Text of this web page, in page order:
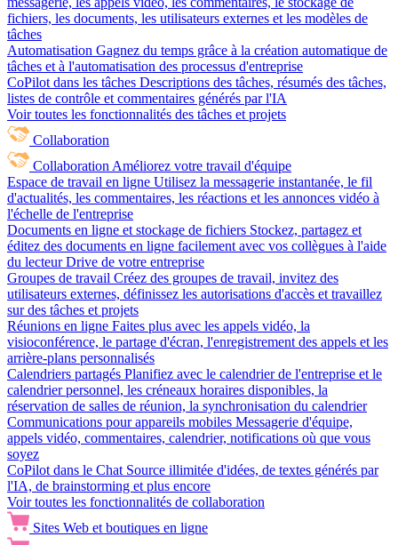
fichiers, les documents, les utilisateurs externes et les modèles de
tâches
Automatisation Gagnez du temps grâce à la création automatique de
tâches et à l'automatisation des processus d'entreprise
CoPilot dans les tâches Descriptions des tâches, résumés des tâches,
listes de contrôle et commentaires générés par l'IA
Voir toutes les fonctionnalités des tâches et projets
Collaboration
Collaboration Améliorez votre travail d'équipe
Espace de travail en ligne Utilisez la messagerie instantanée, le fil
d'actualités, les commentaires, les réactions et les annonces vidéo à
l'échelle de l'entreprise
Documents en ligne et stockage de fichiers Stockez, partagez et
éditez des documents en ligne facilement avec vos collègues à l'aide
du lecteur Drive de votre entreprise
Groupes de travail Créez des groupes de travail, invitez des
utilisateurs externes, définissez les autorisations d'accès et travaillez
sur des tâches et projets
Réunions en ligne Faites plus avec les appels vidéo, la
visioconférence, le partage d'écran, l'enregistrement des appels et les
arrière-plans personnalisés
Calendriers partagés Planifiez avec le calendrier de l'entreprise et le
calendrier personnel, les créneaux horaires disponibles, la
réservation de salles de réunion, la synchronisation du calendrier
Communications pour appareils mobiles Messagerie d'équipe,
appels vidéo, commentaires, calendrier, notifications où que vous
soyez
CoPilot dans le Chat Source illimitée d'idées, de textes générés par
l'IA, de brainstorming et plus encore
Voir toutes les fonctionnalités de collaboration
Sites Web et boutiques en ligne